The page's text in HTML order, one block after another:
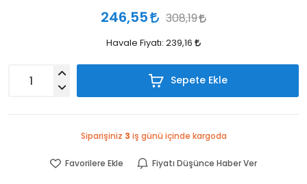
246,55 308,19
Havale Fiyatı: 239,16
Sepete Ekle
Siparişiniz 3 iş günü içinde kargoda
Favorilere Ekle Fiyatı Düşünce Haber Ver